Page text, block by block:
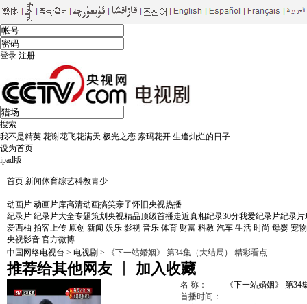
登录 注册
搜索
我不是精英 花谢花飞花满天 极光之恋 索玛花开 生逢灿烂的日子
设为首页
ipad版
首页 新闻体育综艺科教青少
动画片 动画片库高清动画搞笑亲子怀旧央视热播
纪录片 纪录片大全专题策划 央视精品顶级首播走近真相纪录30分我爱纪录片纪录片
爱西柚 拍客上传 原创 新闻 娱乐 影视 音乐 体育 财富 科教 汽车 生活 时尚 母婴 宠物
央视影音 官方微博
中国网络电视台 > 电视剧 > 《下一站婚姻》 第34集（大结局） 精彩看点
推荐给其他网友 加入收藏
名 称：
《下一站婚姻》 第
首播时间：